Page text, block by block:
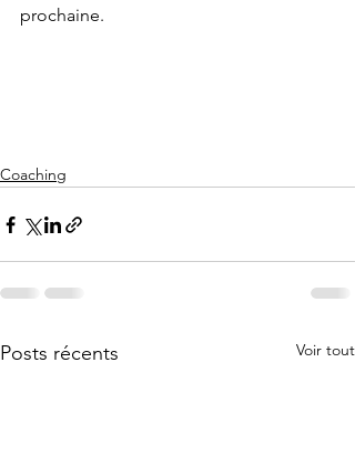
prochaine.
Coaching
Posts récents Voir tout